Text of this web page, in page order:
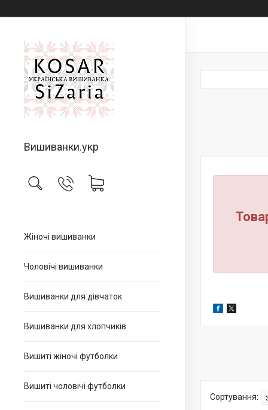
Вишиванки.укр
Жіночі вишиванки
Чоловічі вишиванки
Вишиванки для дівчаток
Вишиванки для хлопчиків
Вишиті жіночі футболки
Вишиті чоловічі футболки